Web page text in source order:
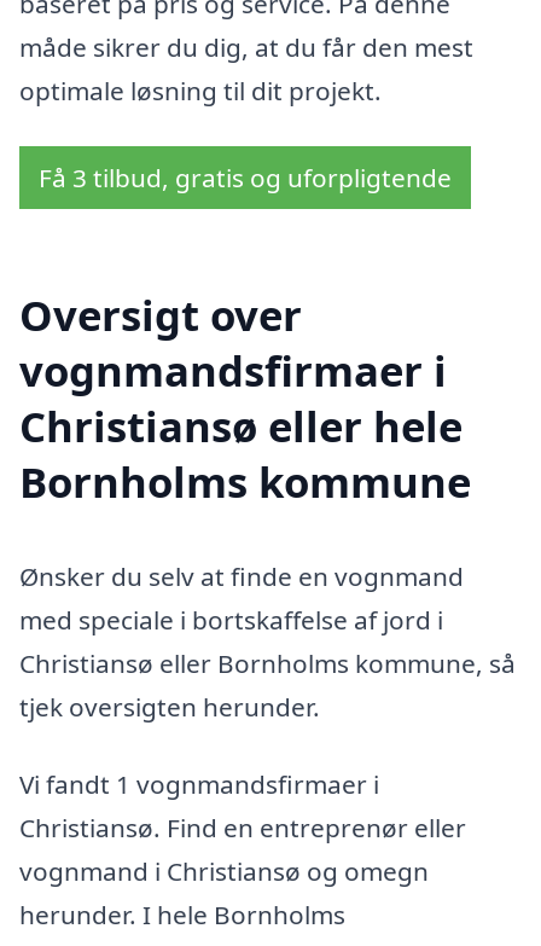
måde sikrer du dig, at du får den mest
optimale løsning til dit projekt.
Få 3 tilbud, gratis og uforpligtende
Oversigt over
vognmandsfirmaer i
Christiansø eller hele
Bornholms kommune
Ønsker du selv at finde en vognmand
med speciale i bortskaffelse af jord i
Christiansø eller Bornholms kommune, så
tjek oversigten herunder.
Vi fandt 1 vognmandsfirmaer i
Christiansø. Find en entreprenør eller
vognmand i Christiansø og omegn
herunder. I hele Bornholms